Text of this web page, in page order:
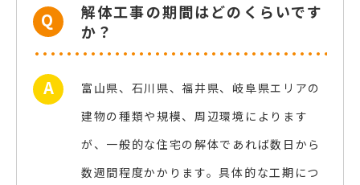
解体工事の期間はどのくらいです
か？
富山県、石川県、福井県、岐阜県エリアの
建物の種類や規模、周辺環境によります
が、一般的な住宅の解体であれば数日から
数週間程度かかります。具体的な工期につ